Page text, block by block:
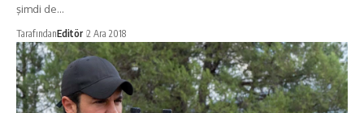
şimdi de…
TarafındanEditör 2 Ara 2018